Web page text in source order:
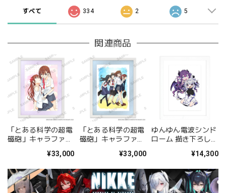
すべて 334 2 5
関連商品
「とある科学の超電
磁砲」キャラファイ
¥33,000
「とある科学の超電
磁砲」キャラファイ
¥33,000
ゆんゆん電波シンド
ローム 描き下ろしキ
（Qちゃん&ゆんゆ
¥14,300